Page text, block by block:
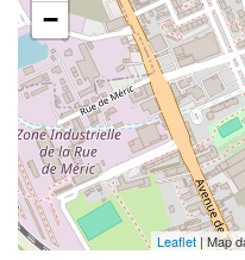
−
Leaflet | Map